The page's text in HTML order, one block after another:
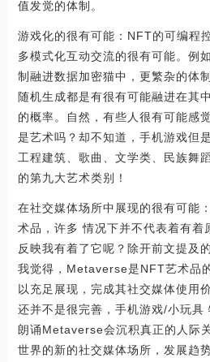
值发觉的体制。
游戏化的很有可能：NFT的可编程
多模式化互动交流的很有可能。例
制融进数据加密猫中，更繁杂的体
随机生成都是有很有可能融进在其
的概率。自然，有些人很有可能感
是艺术吗？却不知道，手机游戏但
工程建筑、歌曲、文学类、民族舞
的第九大艺术类别！
在社交媒体场所中展现的很有可能
术品，许多 情况下并不代表着有着
反映我有着了它呢？除开前文提及
我觉得，Metaverse是NFT艺术品
以充足展现，完成其社交媒体使用
还并不是很完善，手机游戏/小玩具
朗诵Metaverse会沉积真正的人际
世界的新的社交媒体场所，发展趋